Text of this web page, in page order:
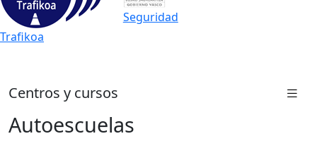
Trafikoa
Seguridad
Centros y cursos
Autoescuelas